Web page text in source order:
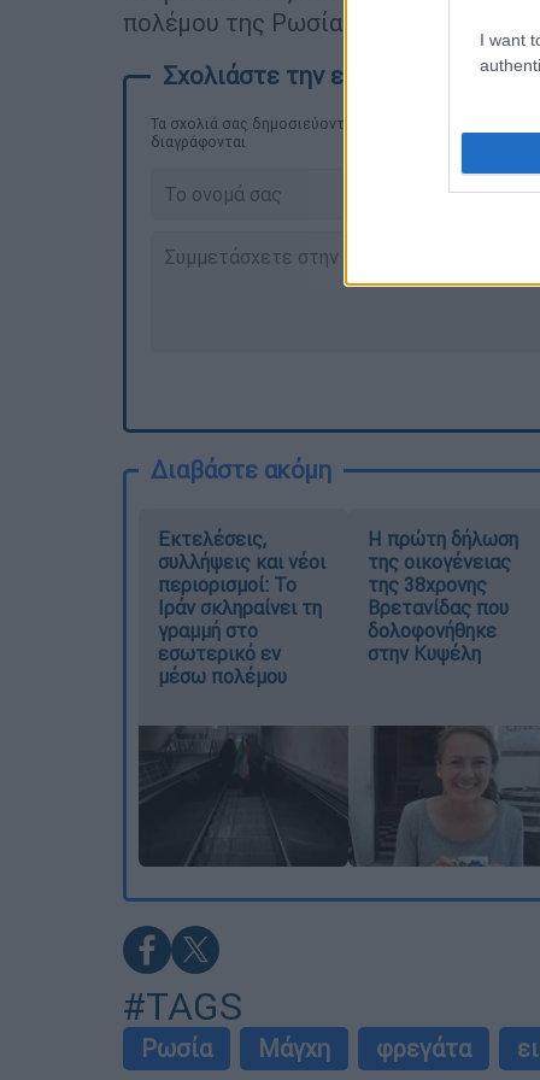
I want
πολέμου της Ρωσίας στην Ουκρανία.
Τα σχολιά σας δημοσιεύονται άμεσα με δική σας
διαγράφονται
Διαβάστε ακόμη
Εκτελέσεις,
συλλήψεις και νέοι
περιορισμοί: Το
Ιράν σκληραίνει τη
γραμμή στο
εσωτερικό εν
μέσω πολέμου
Η πρώτη δήλωση
της οικογένειας
της 38χρονης
Βρετανίδας που
δολοφονήθηκε
στην Κυψέλη
#TAGS
Ρωσία Μάγχη φρεγάτα